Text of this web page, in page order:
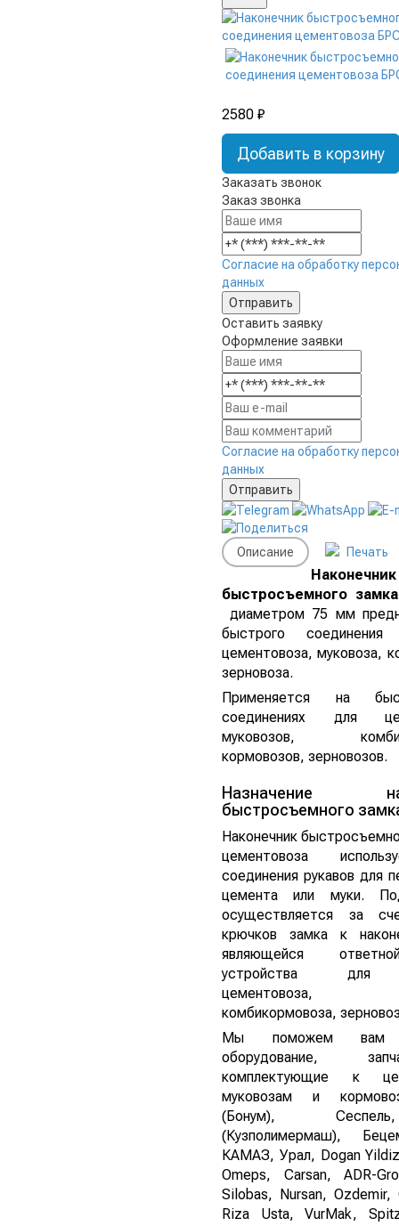
2580 ₽
Добавить в корзину
Заказать звонок
Заказ звонка
Согласие на обработку
данных
Оставить заявку
Оформление заявки
Согласие на обработку
данных
Описание Печать
Наконечник
быстросъемного замка
диаметром 75 мм
быстрого
цементовоза, муковоза,
зерновоза.
Применяется на
соединениях для
муковозов,
кормовозов, зерновозов.
Назначение
быстросъемного
Наконечник
цементовоза
соединения рукавов для
цемента или муки.
осуществляется за
крючков замка к
являющейся
устройства для
цементовоза,
комбикормовоза,
Мы поможем вам
оборудование,
комплектующие к
муковозам и
(Бонум),
(Кузполимермаш),
КАМАЗ, Урал, Dogan
Omeps, Carsan, ADR-
Silobas, Nursan, Ozdemir,
Riza Usta, VurMak,